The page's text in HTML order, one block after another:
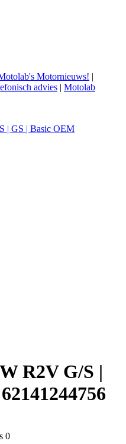
Motornieuws! |
advies | Motolab
R2V G/S |
0